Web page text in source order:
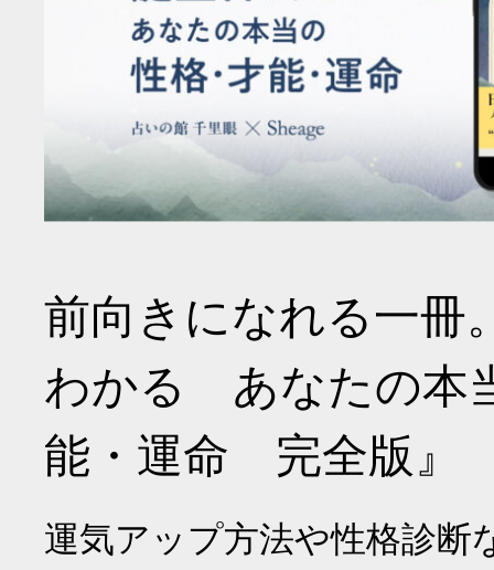
前向きになれる一冊
わかる あなたの本
能・運命 完全版』
運気アップ方法や性格診断